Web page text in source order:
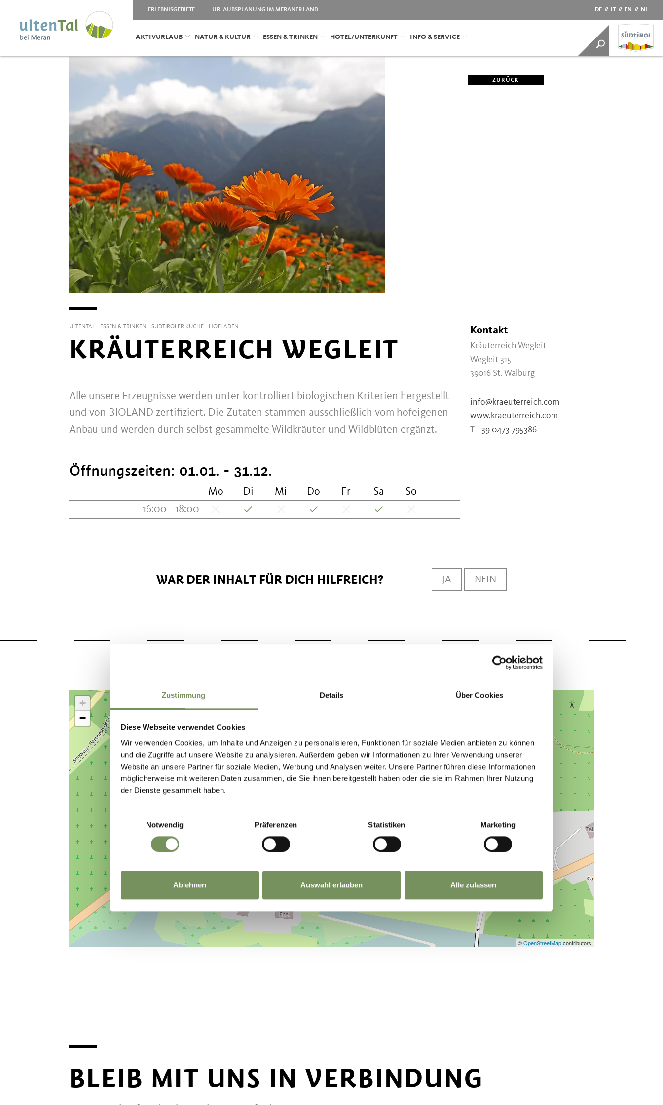
Zustimmung Details Über Cookies
Diese Webseite verwendet Cookies
Wir verwenden Cookies, um Inhalte und Anzeigen zu personalisieren, Funktionen für soziale Medien anbieten zu können
und die Zugriffe auf unsere Website zu analysieren. Außerdem geben wir Informationen zu Ihrer Verwendung unserer
Website an unsere Partner für soziale Medien, Werbung und Analysen weiter. Unsere Partner führen diese Informationen
möglicherweise mit weiteren Daten zusammen, die Sie ihnen bereitgestellt haben oder die sie im Rahmen Ihrer Nutzung
der Dienste gesammelt haben.
Notwendig
Präferenzen Statistiken Marketing
Ablehnen Auswahl erlauben Alle zulassen
ERLEBNISGEBIETE URLAUBSPLANUNG IM MERANER LAND DE // IT // EN // NL
AKTIVURLAUB NATUR & KULTUR ESSEN & TRINKEN HOTEL/UNTERKUNFT INFO & SERVICE
ZURÜCK
ULTENTAL ESSEN & TRINKEN SÜDTIROLER KÜCHE HOFLÄDEN
KRÄUTERREICH WEGLEIT
Alle unsere Erzeugnisse werden unter kontrolliert biologischen Kriterien hergestellt
und von BIOLAND zertifiziert. Die Zutaten stammen ausschließlich vom hofeigenen
Anbau und werden durch selbst gesammelte Wildkräuter und Wildblüten ergänzt.
Öffnungszeiten: 01.01. - 31.12.
Mo Di Mi Do Fr Sa
So
16:00 - 18:00
Kontakt
Kräuterreich Wegleit
Wegleit 315
39016 St. Walburg
info@kraeuterreich.com
www.kraeuterreich.com
T +39 0473 795386
WAR DER INHALT FÜR DICH HILFREICH? JA NEIN
+
−
©OpenStreetMapcontributors
BLEIB MIT UNS IN VERBINDUNG